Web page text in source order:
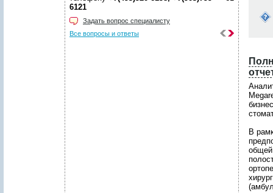
6121
Задать вопрос специалисту
Все вопросы и ответы
В
общей